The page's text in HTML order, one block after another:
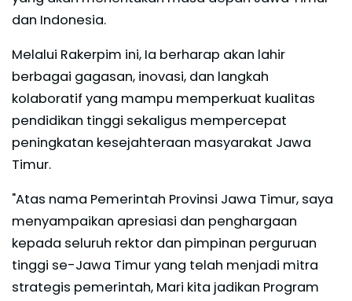
dan Indonesia.
Melalui Rakerpim ini, Ia berharap akan lahir
berbagai gagasan, inovasi, dan langkah
kolaboratif yang mampu memperkuat kualitas
pendidikan tinggi sekaligus mempercepat
peningkatan kesejahteraan masyarakat Jawa
Timur.
"Atas nama Pemerintah Provinsi Jawa Timur, saya
menyampaikan apresiasi dan penghargaan
kepada seluruh rektor dan pimpinan perguruan
tinggi se-Jawa Timur yang telah menjadi mitra
strategis pemerintah, Mari kita jadikan Program